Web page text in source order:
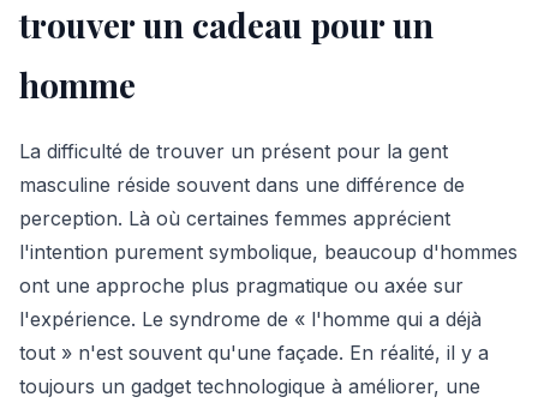
trouver un cadeau pour un
homme
La difficulté de trouver un présent pour la gent
masculine réside souvent dans une différence de
perception. Là où certaines femmes apprécient
l'intention purement symbolique, beaucoup d'hommes
ont une approche plus pragmatique ou axée sur
l'expérience. Le syndrome de « l'homme qui a déjà
tout » n'est souvent qu'une façade. En réalité, il y a
toujours un gadget technologique à améliorer, une